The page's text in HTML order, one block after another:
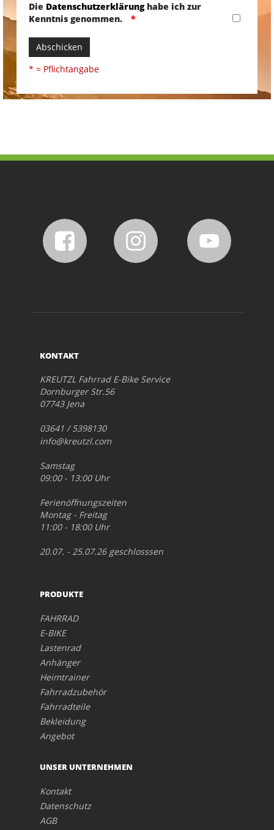
Die Datenschutzerklärunghabe ich zur
Kenntnis genommen.
Abschicken
* = Pflichtangabe
KONTAKT
KREUTZL Fahrrad E-Bike Service
Dornburger Str.56
07743 Jena
03641 / 5398130
info@kreutzl.com
Samstag
09:00 - 13:00 Uhr
Ferienöffnungszeiten
Montag - Freitag
11:00 - 18:00 Uhr
20.07. - 25.07.26 geschlosssen
PRODUKTE
FAHRRAD
E-BIKE
Lastenrad
Anhänger
Heimtrainer
Fahrradzubehör
Fahrradteile
Bekleidung
Angebot
UNSER UNTERNEHMEN
Kontakt
Datenschutz
AGB